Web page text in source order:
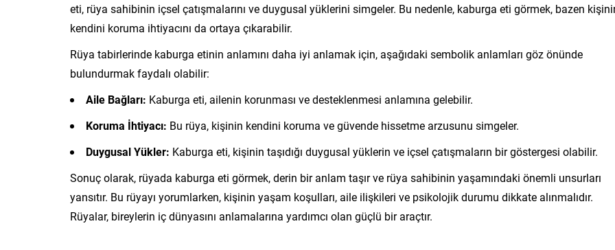
eti, rüya sahibinin içsel çatışmalarını ve duygusal yüklerini simgeler. Bu nedenle, kaburga eti görmek, bazen
kendini koruma ihtiyacını da ortaya çıkarabilir.
Rüya tabirlerinde kaburga etinin anlamını daha iyi anlamak için, aşağıdaki sembolik anlamları göz önünde
bulundurmak faydalı olabilir:
Aile Bağları: Kaburga eti, ailenin korunması ve desteklenmesi anlamına gelebilir.
Koruma İhtiyacı: Bu rüya, kişinin kendini koruma ve güvende hissetme arzusunu simgeler.
Duygusal Yükler: Kaburga eti, kişinin taşıdığı duygusal yüklerin ve içsel çatışmaların bir göstergesi olabilir.
Sonuç olarak, rüyada kaburga eti görmek, derin bir anlam taşır ve rüya sahibinin yaşamındaki önemli unsurları
yansıtır. Bu rüyayı yorumlarken, kişinin yaşam koşulları, aile ilişkileri ve psikolojik durumu dikkate alınmalıdır.
Rüyalar, bireylerin iç dünyasını anlamalarına yardımcı olan güçlü bir araçtır.